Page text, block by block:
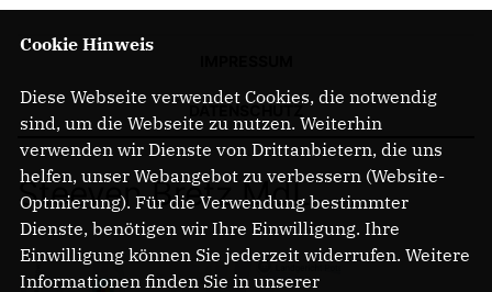
Steeven Bretz MdL
Cookie Hinweis
Diese Webseite verwendet Cookies, die notwendig
sind, um die Webseite zu nutzen. Weiterhin
verwenden wir Dienste von Drittanbietern, die uns
helfen, unser Webangebot zu verbessern (Website-
Optmierung). Für die Verwendung bestimmter
Dienste, benötigen wir Ihre Einwilligung. Ihre
Einwilligung können Sie jederzeit widerrufen. Weitere
Informationen finden Sie in unserer